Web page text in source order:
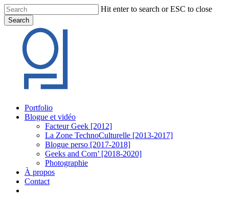
Skip
to
main
content
Hit enter to search or ESC to close
Search
Search
Menu
Portfolio
Blogue et vidéo
Facteur Geek [2012]
La Zone TechnoCulturelle [2013-2017]
Blogue perso [2017-2018]
Geeks and Com’ [2018-2020]
Photographie
À propos
Contact